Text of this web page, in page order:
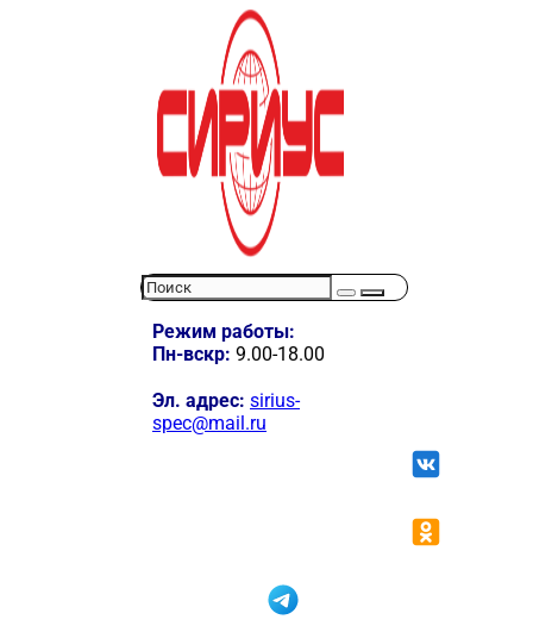
Режим работы:
Пн-вскр: 9.00-18.00
Эл. адрес: sirius-
spec@mail.ru